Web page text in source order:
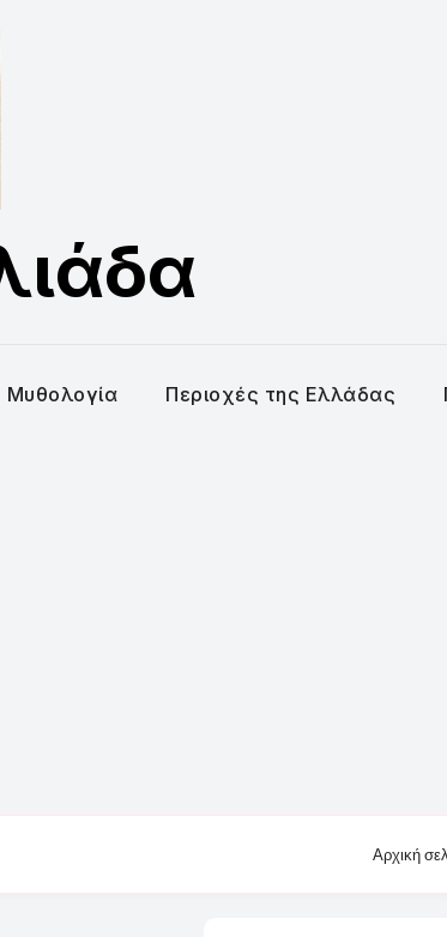
Μυθολογία Περιοχές της Ελλάδας
Αρχική